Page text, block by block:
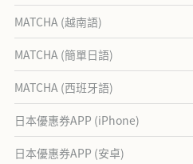
MATCHA (越南語)
MATCHA (簡單日語)
MATCHA (西班牙語)
日本優惠券APP (iPhone)
日本優惠券APP (安卓)